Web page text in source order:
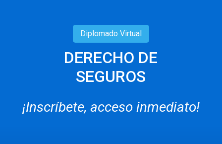
Diplomado Virtual
DERECHO DE
SEGUROS
¡Inscríbete, acceso inmediato!